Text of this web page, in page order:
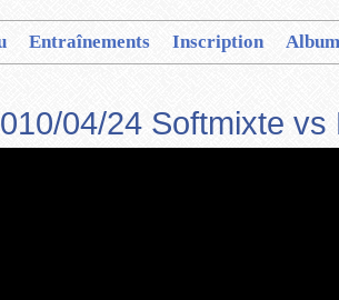
Entraînements Inscription
04/24 Softmixte vs